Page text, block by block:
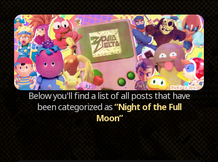
Below you'll find a list of all posts that have
been categorized as“Night of the Full
Moon”